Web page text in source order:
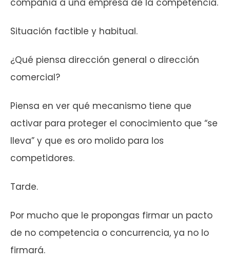
compañía a una empresa de la competencia.
Situación factible y habitual.
¿Qué piensa dirección general o dirección
comercial?
Piensa en ver qué mecanismo tiene que
activar para proteger el conocimiento que “se
lleva” y que es oro molido para los
competidores.
Tarde.
Por mucho que le propongas firmar un pacto
de no competencia o concurrencia, ya no lo
firmará.